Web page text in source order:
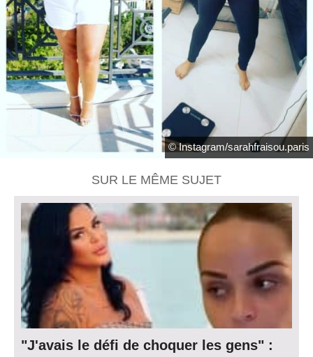
© Instagram/sarahfraisou.paris
SUR LE MÊME SUJET
"J'avais le défi de choquer les gens" :